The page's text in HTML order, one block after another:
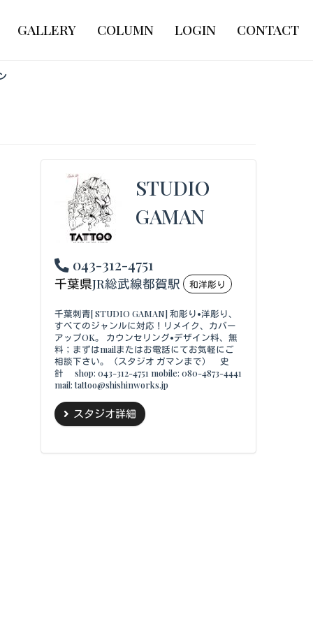
GALLERY COLUMN LOGIN CONTACT
STUDIO
GAMAN
043-312-4751
千葉県JR総武線都賀駅 和洋彫り
千葉刺青[ STUDIO GAMAN] 和彫り•洋彫り、
すべてのジャンルに対応！リメイク、カバー
アップOK。 カウンセリング•デザイン料、無
料；まずはmailまたはお電話にてお気軽にご
相談下さい。（スタジオ ガマンまで） 史
針 shop: 043-312-4751 mobile: 080-4873-4441
mail: tattoo@shishinworks.jp
スタジオ詳細